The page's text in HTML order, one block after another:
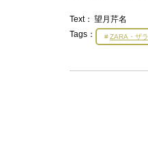
Text： 望月芹名
Tags：
ZARA・ザラ